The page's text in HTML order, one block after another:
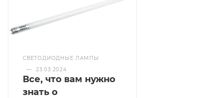
СВЕТОДИОДНЫЕ ЛАМПЫ
—
23.03.2024
Все, что вам нужно
знать о